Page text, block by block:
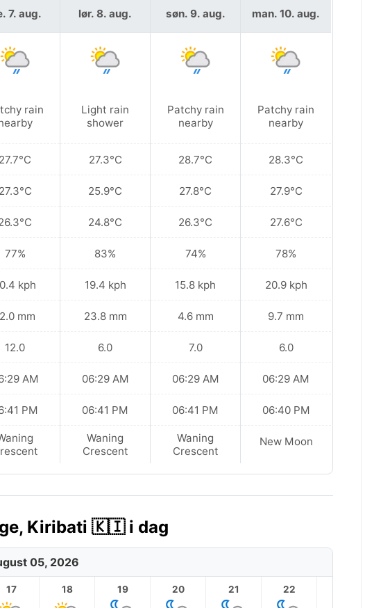
7. aug.
rain
27.7°C
27.3°C
77%
kph
mm
12.0
AM
PM
lør. 8. aug.
Light rain
shower
27.3°C
25.9°C
24.8°C
83%
19.4 kph
23.8 mm
6.0
06:29 AM
06:41 PM
Waning
Crescent
søn. 9. aug.
Patchy rain
nearby
28.7°C
27.8°C
26.3°C
74%
15.8 kph
4.6 mm
7.0
06:29 AM
06:41 PM
Waning
Crescent
man. 10. aug.
Patchy rain
nearby
28.3°C
27.9°C
27.6°C
78%
20.9 kph
9.7 mm
6.0
06:29 AM
06:40 PM
New Moon
Kiribati 🇰🇮 i dag
05, 2026
17 18 19 20 21 22